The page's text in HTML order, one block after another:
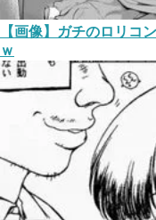
【画像】ガチのロリコ
ｗ